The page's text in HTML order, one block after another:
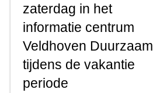
zaterdag in het
informatie centrum
Veldhoven Duurzaam
tijdens de vakantie
periode